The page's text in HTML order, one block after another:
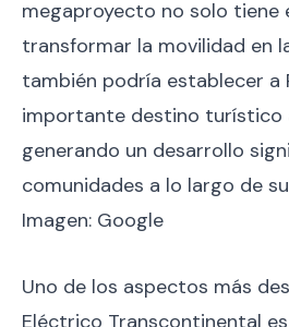
megaproyecto no solo tiene
transformar la movilidad en
también podría establecer a
importante destino turístico
generando un desarrollo
comunidades a lo largo de
Imagen: Google
Uno de los aspectos más